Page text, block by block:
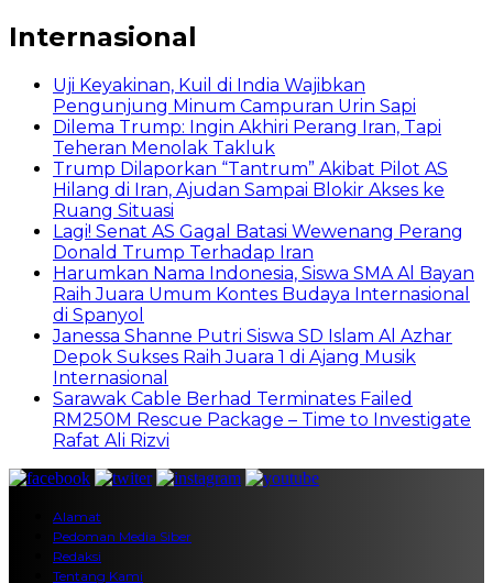
Internasional
Uji Keyakinan, Kuil di India Wajibkan
Pengunjung Minum Campuran Urin Sapi
Dilema Trump: Ingin Akhiri Perang Iran, Tapi
Teheran Menolak Takluk
Trump Dilaporkan “Tantrum” Akibat Pilot AS
Hilang di Iran, Ajudan Sampai Blokir Akses ke
Ruang Situasi
Lagi! Senat AS Gagal Batasi Wewenang Perang
Donald Trump Terhadap Iran
Harumkan Nama Indonesia, Siswa SMA Al Bayan
Raih Juara Umum Kontes Budaya Internasional
di Spanyol
Janessa Shanne Putri Siswa SD Islam Al Azhar
Depok Sukses Raih Juara 1 di Ajang Musik
Internasional
Sarawak Cable Berhad Terminates Failed
RM250M Rescue Package – Time to Investigate
Rafat Ali Rizvi
Alamat
Pedoman Media Siber
Redaksi
Tentang Kami